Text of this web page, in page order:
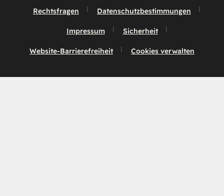
Rechtsfragen Datenschutzbestimmungen
Impressum Sicherheit
Website-Barrierefreiheit Cookies verwalten